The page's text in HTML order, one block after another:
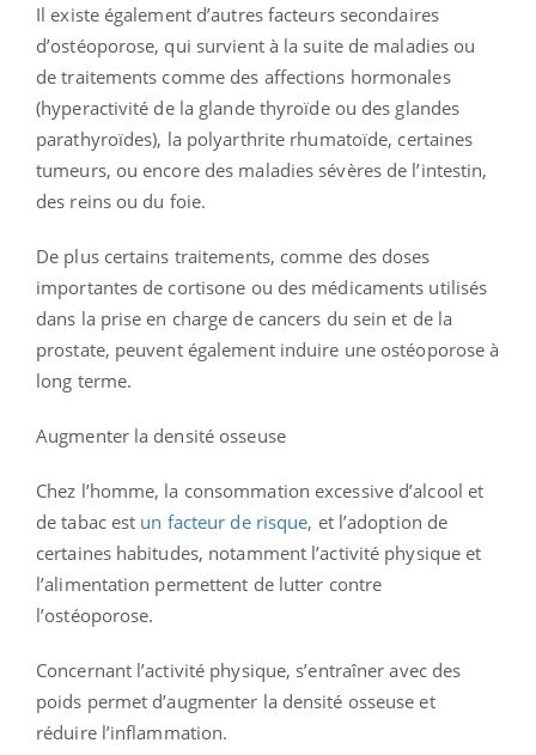
Il existe également d’autres facteurs secondaires
d’ostéoporose, qui survient à la suite de maladies ou
de traitements comme des affections hormonales
(hyperactivité de la glande thyroïde ou des glandes
parathyroïdes), la polyarthrite rhumatoïde, certaines
tumeurs, ou encore des maladies sévères de l’intestin,
des reins ou du foie.
De plus certains traitements, comme des doses
importantes de cortisone ou des médicaments utilisés
dans la prise en charge de cancers du sein et de la
prostate, peuvent également induire une ostéoporose à
long terme.
Augmenter la densité osseuse
Chez l’homme, la consommation excessive d’alcool et
de tabac est un facteur de risque, et l’adoption de
certaines habitudes, notamment l’activité physique et
l’alimentation permettent de lutter contre
l’ostéoporose.
Concernant l’activité physique, s’entraîner avec des
poids permet d’augmenter la densité osseuse et
réduire l’inflammation.